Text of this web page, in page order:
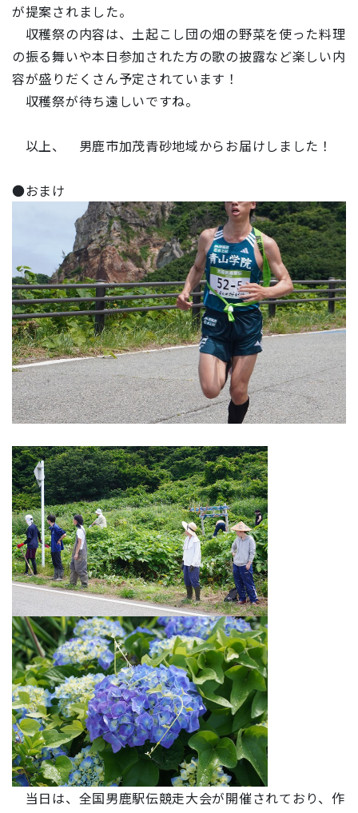
が提案されました。
収穫祭の内容は、土起こし団の畑の野菜を使った料理
の振る舞いや本日参加された方の歌の披露など楽しい内
容が盛りだくさん予定されています！
収穫祭が待ち遠しいですね。
以上、 男鹿市加茂青砂地域からお届けしました！
●おまけ
当日は、全国男鹿駅伝競走大会が開催されており、作